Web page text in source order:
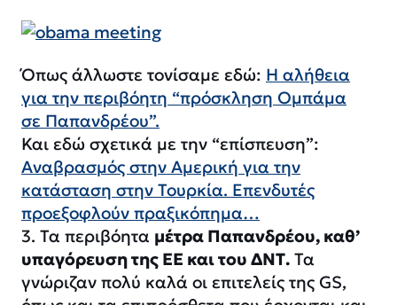
Όπως άλλωστε τονίσαμε εδώ: Η αλήθεια
για την περιβόητη “πρόσκληση Ομπάμα
σε Παπανδρέου”.
Και εδώ σχετικά με την “επίσπευση”:
Αναβρασμός στην Αμερική για την
κατάσταση στην Τουρκία. Επενδυτές
προεξοφλούν πραξικόπημα…
3. Τα περιβόητα μέτρα Παπανδρέου, καθ’
υπαγόρευση της ΕΕ και του ΔΝΤ. Τα
γνώριζαν πολύ καλά οι επιτελείς της GS,